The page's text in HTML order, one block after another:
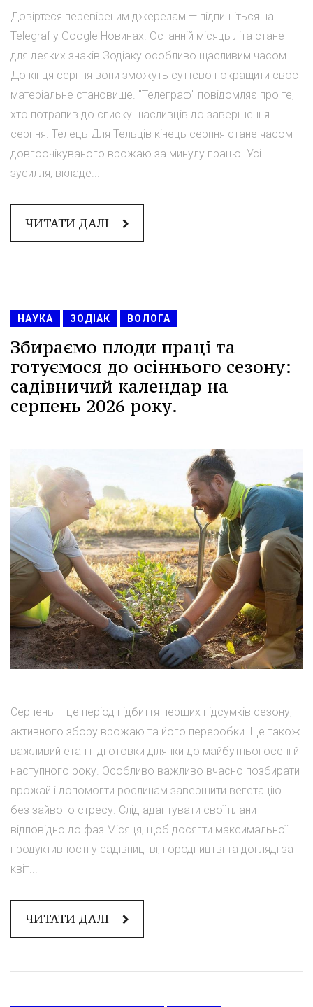
Довіртеся перевіреним джерелам — підпишіться на
Telegraf у Google Новинах. Останній місяць літа стане
для деяких знаків Зодіаку особливо щасливим часом.
До кінця серпня вони зможуть суттєво покращити своє
матеріальне становище. "Телеграф" повідомляє про те,
хто потрапив до списку щасливців до завершення
серпня. Телець Для Тельців кінець серпня стане часом
довгоочікуваного врожаю за минулу працю. Усі
зусилля, вкладе...
ЧИТАТИ ДАЛІ
НАУКА ЗОДІАК ВОЛОГА
Збираємо плоди праці та
готуємося до осіннього сезону:
садівничий календар на
серпень 2026 року.
Серпень -- це період підбиття перших підсумків сезону,
активного збору врожаю та його переробки. Це також
важливий етап підготовки ділянки до майбутньої осені й
наступного року. Особливо важливо вчасно позбирати
врожай і допомогти рослинам завершити вегетацію
без зайвого стресу. Слід адаптувати свої плани
відповідно до фаз Місяця, щоб досягти максимальної
продуктивності у садівництві, городництві та догляді за
квіт...
ЧИТАТИ ДАЛІ